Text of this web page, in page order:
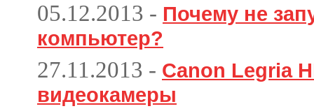
05.12.2013 - Почему не
компьютер?
27.11.2013 - Canon Legria
видеокамеры